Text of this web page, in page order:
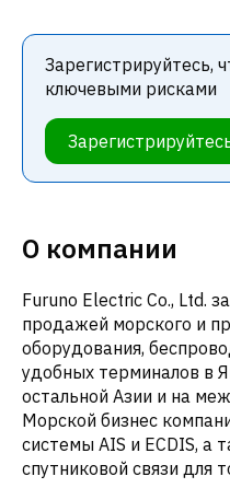
Зарегистрируйтесь,
ключевыми рисками
О компании
Furuno Electric Co., Ltd.
продажей морского и
оборудования,
удобных терминалов в
остальной Азии и на
Морской бизнес
системы AIS и ECDIS, а
спутниковой связи для